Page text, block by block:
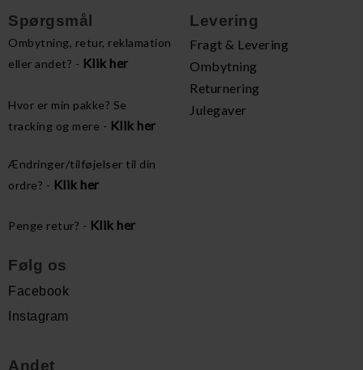
Spørgsmål
Ombytning, retur, reklamation
eller andet? - Klik her
Hvor er min pakke? Se
tracking og mere - Klik her
Ændringer/tilføjelser til din
ordre? - Klik her
Penge retur? - Klik her
Levering
Fragt & Levering
Ombytning
Returnering
Julegaver
Følg os
Facebook
Instagram
Andet